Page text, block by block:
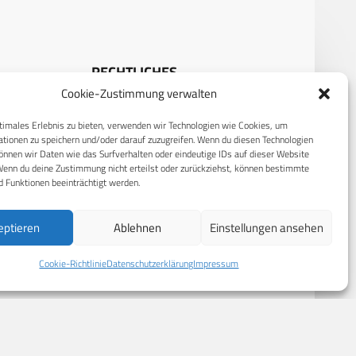
Cookie-Zustimmung verwalten
Erlebnis zu bieten, verwenden wir Technologien wie Cookies, um
zu speichern und/oder darauf zuzugreifen. Wenn du diesen Technologien
wir Daten wie das Surfverhalten oder eindeutige IDs auf dieser Website
du deine Zustimmung nicht erteilst oder zurückziehst, können bestimmte
Funktionen beeinträchtigt werden.
Ablehnen Einstellungen ansehen
Cookie-RichtlinieDatenschutzerklärungImpressum
RECHTLICHES
Cookie-Richtlinie (EU)
AGB
Compliance